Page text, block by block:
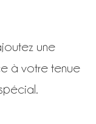
une
à votre tenue